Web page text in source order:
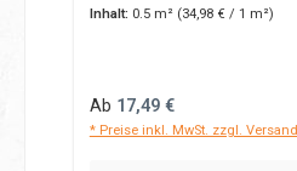
Inhalt: 0.5 m² (34,98 € / 1 m²)
Regulärer Preis:
Ab 17,49 €
* Preise inkl. MwSt. zzgl.